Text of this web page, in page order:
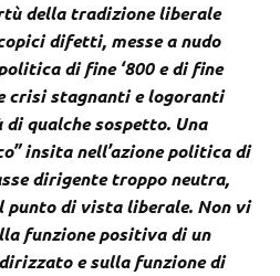
della tradizione liberale
difetti, messe a nudo
di fine ‘800 e di fine
crisi stagnanti e logoranti
qualche sospetto. Una
insita nell’azione politica di
dirigente troppo neutra,
di vista liberale. Non vi
funzione positiva di un
e sulla funzione di